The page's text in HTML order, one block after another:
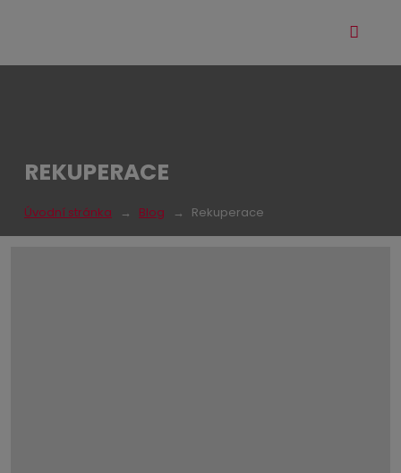
REKUPERACE
Úvodní stránka Blog Rekuperace